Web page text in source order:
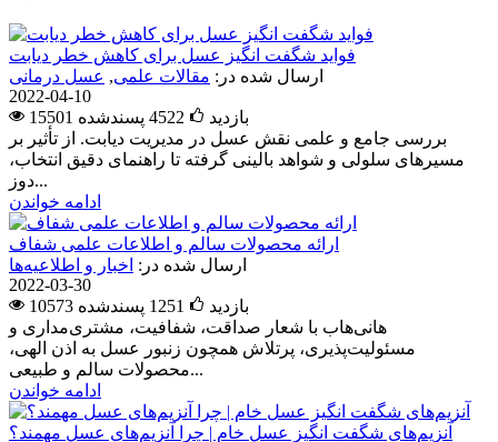
فواید شگفت انگیز عسل برای کاهش خطر دیابت
ارسال شده در: مقالات علمی, عسل درمانی
2022-04-10
15501 بازدید
4522 پسندشده
بررسی جامع و علمی نقش عسل در مدیریت دیابت. از تأثیر بر
مسیرهای سلولی و شواهد بالینی گرفته تا راهنمای دقیق انتخاب،
دوز...
ادامه خواندن
ارائه محصولات سالم و اطلاعات علمی شفاف
ارسال شده در: اخبار و اطلاعیه‌ها
2022-03-30
10573 بازدید
1251 پسندشده
هانی‌هاب با شعار صداقت، شفافیت، مشتری‌مداری و
مسئولیت‌پذیری، پرتلاش همچون زنبور عسل به اذن الهی،
محصولات سالم و طبیعی...
ادامه خواندن
آنزیم‌های شگفت انگیز عسل خام | چرا آنزیم‌های عسل مهمند؟